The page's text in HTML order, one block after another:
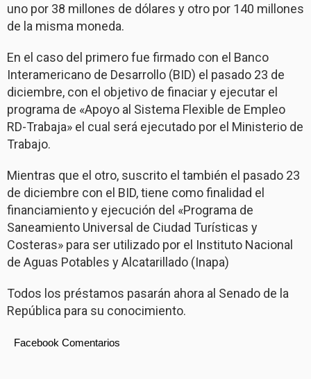
uno por 38 millones de dólares y otro por 140 millones
de la misma moneda.
En el caso del primero fue firmado con el Banco
Interamericano de Desarrollo (BID) el pasado 23 de
diciembre, con el objetivo de finaciar y ejecutar el
programa de «Apoyo al Sistema Flexible de Empleo
RD-Trabaja» el cual será ejecutado por el Ministerio de
Trabajo.
Mientras que el otro, suscrito el también el pasado 23
de diciembre con el BID, tiene como finalidad el
financiamiento y ejecución del «Programa de
Saneamiento Universal de Ciudad Turísticas y
Costeras» para ser utilizado por el Instituto Nacional
de Aguas Potables y Alcatarillado (Inapa)
Todos los préstamos pasarán ahora al Senado de la
República para su conocimiento.
Facebook Comentarios